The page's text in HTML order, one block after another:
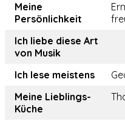
Meine
Persönlichkeit
Ich liebe diese Art
von Musik
Ich lese meistens
Meine Lieblings-
Küche